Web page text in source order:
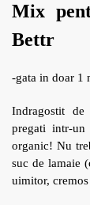
Mix
Bettr
-gata in doar 1
Indragostit
pregati intr-un
organic! Nu
suc de lamaie
uimitor,